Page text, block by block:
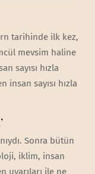
tarihinde ilk kez,
mevsim haline
sayısı hızla
insan sayısı hızla
Sonra bütün
iklim, insan
uyarıları ile ne